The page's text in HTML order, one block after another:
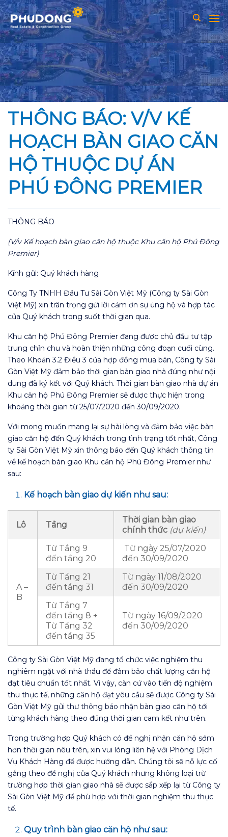
Skip
to
content
THÔNG BÁO: V/V KẾ
HOẠCH BÀN GIAO CĂN
HỘ THUỘC DỰ ÁN
PHÚ ĐÔNG PREMIER
THÔNG BÁO
(V/v Kế hoạch bàn giao căn hộ thuộc Khu căn hộ Phú Đông
Premier)
Kính gửi: Quý khách hàng
Công Ty TNHH Đầu Tư Sài Gòn Việt Mỹ (Công ty Sài Gòn
Việt Mỹ) xin trân trọng gửi lời cảm ơn sự ủng hộ và hợp tác
của Quý khách trong suốt thời gian qua.
Khu căn hộ Phú Đông Premier đang được chủ đầu tư tập
trung chỉn chu và hoàn thiện những công đoạn cuối cùng.
Theo Khoản 3.2 Điều 3 của hợp đồng mua bán, Công ty Sài
Gòn Việt Mỹ đảm bảo thời gian bàn giao nhà đúng như nội
dung đã ký kết với Quý khách. Thời gian bàn giao nhà dự án
Khu căn hộ Phú Đông Premier sẽ được thực hiện trong
khoảng thời gian từ25/07/2020 đến 30/09/2020.
Với mong muốn mang lại sự hài lòng và đảm bảo việc bàn
giao căn hộ đến Quý khách trong tình trạng tốt nhất, Công
ty Sài Gòn Việt Mỹ xin thông báo đến Quý khách thông tin
về kế hoạch bàn giao Khu căn hộ Phú Đông Premier như
sau:
Kế hoạch bàn giao dự kiến như sau:
Lô Tầng
Thời gian bàn giao
chính thức (dự kiến)
A –
B
Từ Tầng 9
đến tầng 20
Từ ngày 25/07/2020
đến 30/09/2020
Từ Tầng 21
đến tầng 31
Từ ngày 11/08/2020
đến 30/09/2020
Từ Tầng 7
đến tầng 8 +
Từ Tầng 32
đến tầng 35
Từ ngày 16/09/2020
đến 30/09/2020
Công ty Sài Gòn Việt Mỹ đang tổ chức việc nghiệm thu
nghiêm ngặt với nhà thầu để đảm bảo chất lượng căn hộ
đạt tiêu chuẩn tốt nhất. Vì vậy, căn cứ vào tiến độ nghiệm
thu thực tế, những căn hộ đạt yêu cầu sẽ được Công ty Sài
Gòn Việt Mỹ gửi thư thông báo nhận bàn giao căn hộ tới
từng khách hàng theo đúng thời gian cam kết như trên.
Trong trường hợp Quý khách có đề nghị nhận căn hộ sớm
hơn thời gian nêu trên, xin vui lòng liên hệ với Phòng Dịch
Vụ Khách Hàng để được hướng dẫn. Chúng tôi sẽ nỗ lực cố
gắng theo đề nghị của Quý khách nhưng không loại trừ
trường hợp thời gian giao nhà sẽ được sắp xếp lại từ Công ty
Sài Gòn Việt Mỹ để phù hợp với thời gian nghiệm thu thực
tế.
Quy trình bàn giao căn hộ như sau: